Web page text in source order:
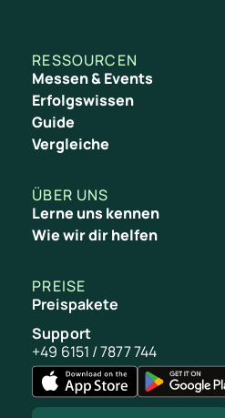
RESSOURCEN
Messen & Events
Erfolgswissen
Guide
Vergleiche
ÜBER UNS
Lerne uns kennen
Wie wir dir helfen
PREISE
Preispakete
Support
+49 6151 / 7877 744